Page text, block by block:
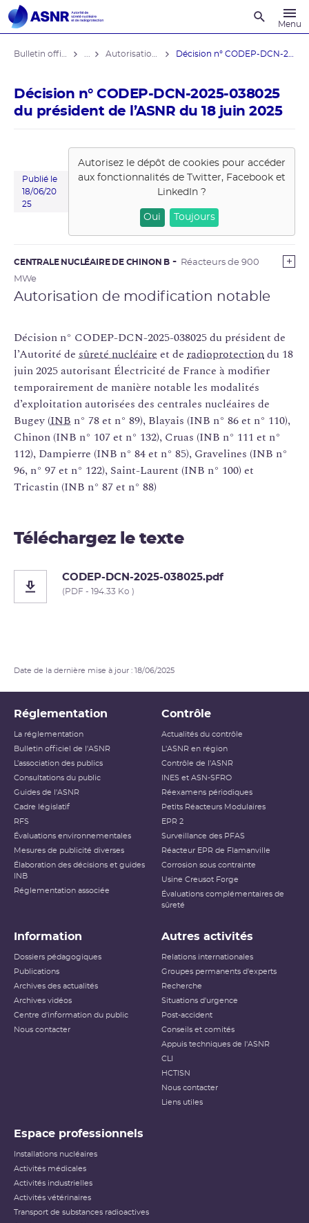
Menu
Décision n° CODEP-DCN-2025-038025
du président de l’ASNR du 18 juin 2025
Publié le
18/06/20
25
Autorisez le dépôt de cookies pour accéder
aux fonctionnalités de Twitter, Facebook et
LinkedIn?
Oui Toujours
CENTRALE NUCLÉAIRE DE CHINON B
Réacteurs de 900
MWe
Autorisation de modification notable
Décision n° CODEP-DCN-2025-038025 du président de
l’Autorité de sûreté nucléaire et de radioprotectiondu 18
juin 2025 autorisant Électricité de France à modifier
temporairement de manière notable les modalités
d’exploitation autorisées des centrales nucléaires de
Bugey (INB n° 78 et n° 89), Blayais (INB n° 86 et n° 110),
Chinon (INB n° 107 et n° 132), Cruas (INB n° 111 et n°
112), Dampierre (INB n° 84 et n° 85), Gravelines (INB n°
96, n° 97 et n° 122), Saint-Laurent (INB n° 100) et
Tricastin (INB n° 87 et n° 88)
Téléchargez le texte
CODEP-DCN-2025-038025.pdf
(PDF - 194.33 Ko )
Date de la dernière mise à jour : 18/06/2025
Réglementation
La réglementation
Bulletin officiel de l'ASNR
L’association des publics
Consultations du public
Guides de l'ASNR
Cadre législatif
RFS
Évaluations environnementales
Mesures de publicité diverses
Élaboration des décisions et guides
INB
Réglementation associée
Contrôle
Actualités du contrôle
L'ASNR en région
Contrôle de l'ASNR
INES et ASN-SFRO
Réexamens périodiques
Petits Réacteurs Modulaires
EPR 2
Surveillance des PFAS
Réacteur EPR de Flamanville
Corrosion sous contrainte
Usine Creusot Forge
Évaluations complémentaires de
sûreté
Information
Dossiers pédagogiques
Publications
Archives des actualités
Archives vidéos
Centre d'information du public
Nous contacter
Autres activités
Relations internationales
Groupes permanents d'experts
Recherche
Situations d'urgence
Post-accident
Conseils et comités
Appuis techniques de l'ASNR
CLI
HCTISN
Nous contacter
Liens utiles
Espace professionnels
Installations nucléaires
Activités médicales
Activités industrielles
Activités vétérinaires
Transport de substances radioactives